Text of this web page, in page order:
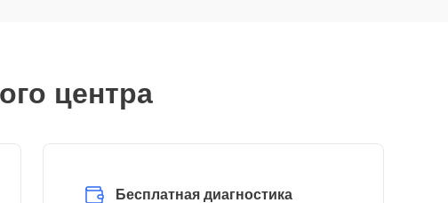
центра
Бесплатная диагностика